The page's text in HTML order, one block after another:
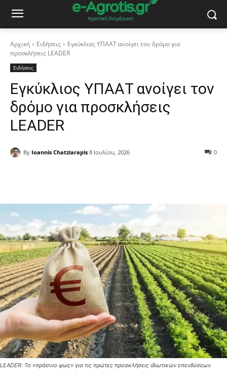
Αρχική Ειδήσεις
Εγκύκλιος ΥΠΑΑΤ ανοίγει τον δρόμο για
προσκλήσεις LEADER
Ειδήσεις
Εγκύκλιος ΥΠΑΑΤ ανοίγει τον
δρόμο για προσκλήσεις
LEADER
By Ioannis Chatziarapis 8 Ιουλίου, 2026 0
LEADER: Το «πράσινο φως» για τις πρώτες προσκλήσεις ιδιωτικών επενδύσεων